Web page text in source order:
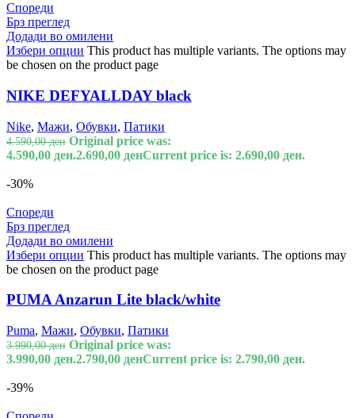
Спореди
Брз преглед
Додади во омилени
Избери опции This product has multiple variants. The options may
be chosen on the product page
NIKE DEFYALLDAY black
Nike, Мажи, Обувки, Патики
4.590,00ден Original price was:
4.590,00 ден.2.690,00 денCurrent price is: 2.690,00 ден.
-30%
Спореди
Брз преглед
Додади во омилени
Избери опции This product has multiple variants. The options may
be chosen on the product page
PUMA Anzarun Lite black/white
Puma, Мажи, Обувки, Патики
3.990,00ден Original price was:
3.990,00 ден.2.790,00 денCurrent price is: 2.790,00 ден.
-39%